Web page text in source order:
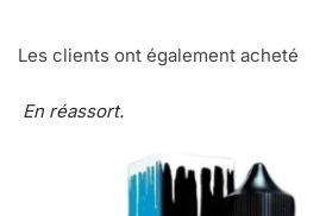
Les clients ont également acheté
En réassort.